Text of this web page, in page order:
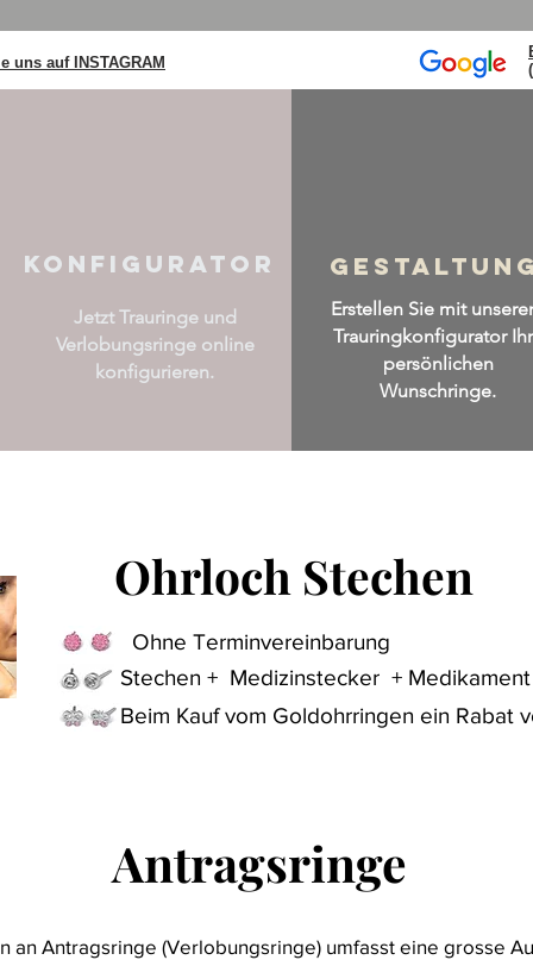
uns auf INSTAGRAM
konfigurator
Jetzt Trauringe und
Verlobungsringe online
konfigurieren.
Erstellen Sie mit
Trauringkonfigurator
persönlichen
Wunschringe.
Ohrloch Stechen
Ohrloch Stechen
Ohne Terminvereinbarung
Stechen + Medizinstecker +
Beim Kauf vom Goldohrringen ein Rabat
Antragsringe
Antragsringe
Antragsringe (Verlobungsringe) umfasst eine grosse